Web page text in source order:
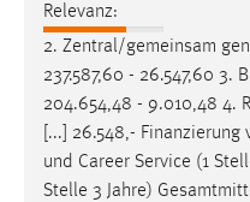
Relevanz:
2. Zentral/gemeinsam
237.587,60 - 26.547,60 3.
204.654,48 - 9.010,48 4.
[...] 26.548,-
und Career Service (1
Stelle 3 Jahre)